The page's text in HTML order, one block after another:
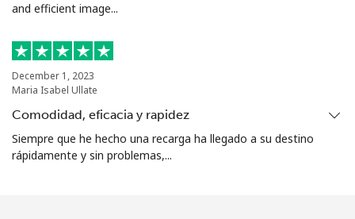
and efficient image...
December 1, 2023
Maria Isabel Ullate
Comodidad, eficacia y rapidez
Siempre que he hecho una recarga ha llegado a su destino
rápidamente y sin problemas,...